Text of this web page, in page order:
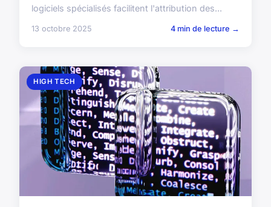
logiciels spécialisés facilitent l'attribution des...
13 octobre 2025 4 min de lecture →
HIGH TECH